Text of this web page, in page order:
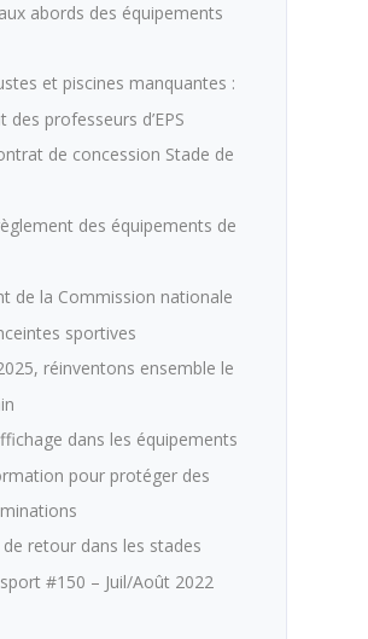
abords des équipements
et piscines manquantes :
des professeurs d’EPS
de concession Stade de
des équipements de
de la Commission nationale
sportives
réinventons ensemble le
dans les équipements
pour protéger des
retour dans les stades
#150 – Juil/Août 2022